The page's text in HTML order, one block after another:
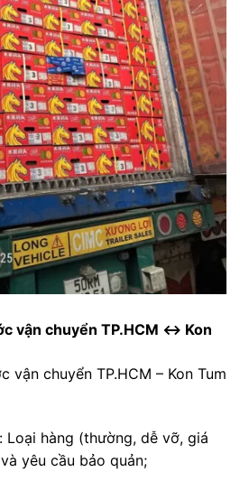
vận chuyển TP.HCM ↔ Kon
vận chuyển TP.HCM – Kon Tum
Loại hàng (thường, dễ vỡ, giá
yêu cầu bảo quản;